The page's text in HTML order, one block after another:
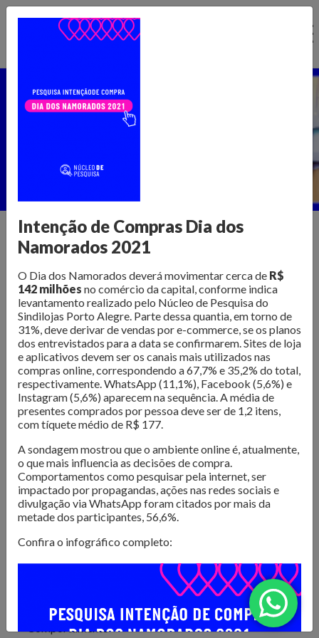
Ir
Núcleo de Pesquisa
Publicações >
varejo
O Núcleo de Pesquisa do Sindilojas Porto Alegre realiza
levantamentos sobre as questões mais importantes para o
varejo da Capital. Dados de intenção de compra,
resultado de vendas e comportamento do consumidor
são divulgados para que os lojistas possam organizar seus
negócios da melhor forma. Além disso, são produzidose-
books com tendências e análises do mercado
inspirar os negócios em sua atualização e transformação.
Confira as publicações!
Comportamento
Intenção de Compras Dia dos
Namorados 2021
O Dia dos Namorados deverá movimentar cerca de R$
142 milhões no comércio da capital, conforme indica
levantamento realizado pelo Núcleo de Pesquisa do
Sindilojas Porto Alegre. Parte dessa quantia, em torno de
31%, deve derivar de vendas por e-commerce, se os planos
dos entrevistados para a data se confirmarem. Sites de loja
e aplicativos devem ser os canais mais utilizados nas
compras online, correspondendo a 67,7% e 35,2% do total,
respectivamente. WhatsApp (11,1%), Facebook (5,6%) e
Instagram (5,6%) aparecem na sequência. A média de
presentes comprados por pessoa deve ser de 1,2 itens,
com tíquete médio de R$ 177.
A sondagem mostrou que o ambiente online é, atualmente,
o que mais influencia as decisões de compra.
Comportamentos como pesquisar pela internet, ser
impactado por propagandas, ações nas redes sociais e
divulgação via WhatsApp foram citados por mais da
metade dos participantes, 56,6%.
Confira o infográfico completo: